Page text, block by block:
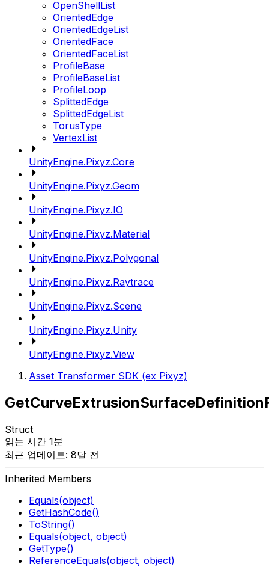
OpenShellList
OrientedEdge
OrientedEdgeList
OrientedFace
OrientedFaceList
ProfileBase
ProfileBaseList
ProfileLoop
SplittedEdge
SplittedEdgeList
TorusType
VertexList
UnityEngine.Pixyz.Core
UnityEngine.Pixyz.Geom
UnityEngine.Pixyz.IO
UnityEngine.Pixyz.Material
UnityEngine.Pixyz.Polygonal
UnityEngine.Pixyz.Raytrace
UnityEngine.Pixyz.Scene
UnityEngine.Pixyz.Unity
UnityEngine.Pixyz.View
Asset Transformer SDK (ex Pixyz)
Struct
읽는 시간 1분
최근 업데이트: 8달 전
Inherited Members
Equals(object)
GetHashCode()
ToString()
Equals(object, object)
GetType()
ReferenceEquals(object, object)